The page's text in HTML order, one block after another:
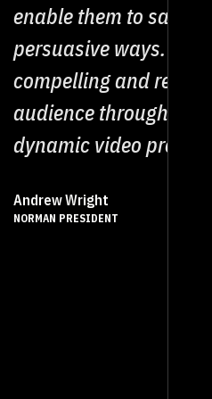
enable them to say it
persuasive ways. We
compelling and
audience through
dynamic video
Andrew Wright
NORMAN PRESIDENT